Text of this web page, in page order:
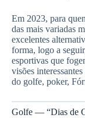
Em 2023, para
das mais variadas
excelentes
forma, logo a
esportivas que
visões
do golfe, poker,
Golfe — “Dias de